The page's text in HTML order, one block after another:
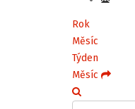
Rok
Měsíc
Týden
Měsíc